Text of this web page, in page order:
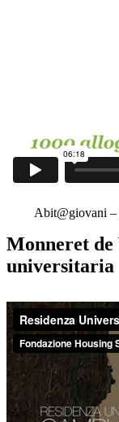
Abit@giovani –
Monneret
universitaria